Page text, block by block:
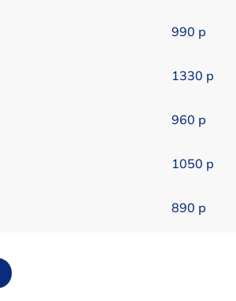
990 р
1330 р
960 р
1050 р
890 р